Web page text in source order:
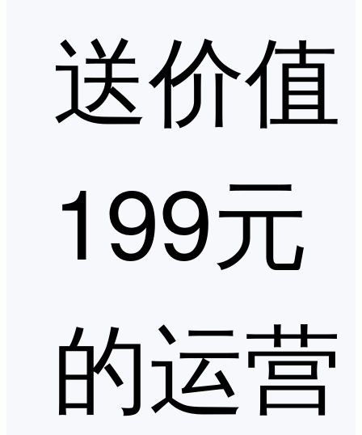
送价值
199元
的运营